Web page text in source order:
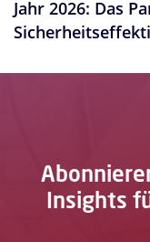
Jahr 2026: Das
Insights